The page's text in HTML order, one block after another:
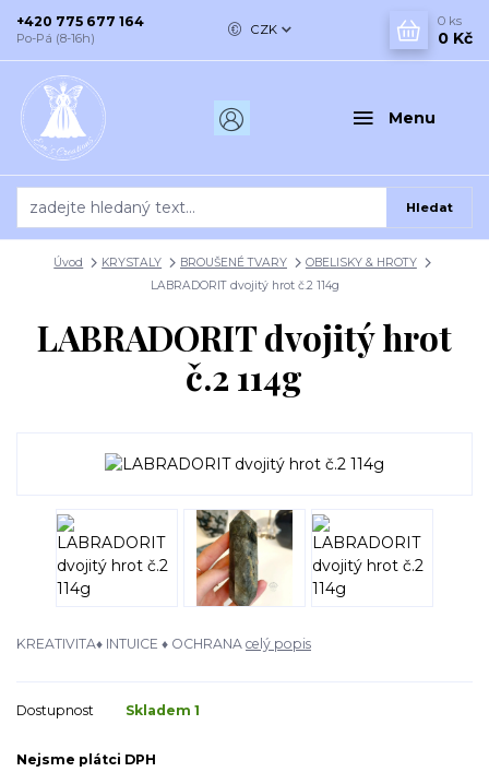
Menu
CZK
Hledat
+420 775 677 164
Po-Pá (8-16h)
0 ks
0 Kč
Úvod KRYSTALY BROUŠENÉ TVARY
OBELISKY & HROTY
LABRADORIT dvojitý hrot č.2 114g
LABRADORIT dvojitý hrot
č.2 114g
KREATIVITA♦ INTUICE ♦ OCHRANA celý popis
Dostupnost Skladem 1
Nejsme plátci DPH